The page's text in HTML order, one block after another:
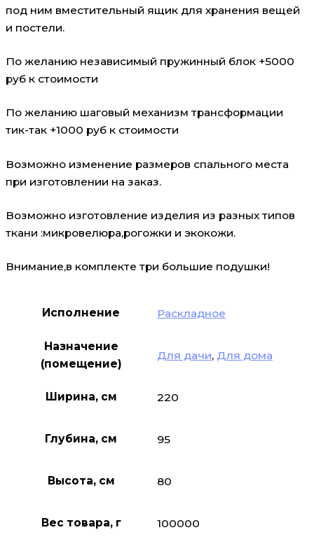
под ним вместительный ящик для хранения вещей
и постели.
По желанию независимый пружинный блок +5000
руб к стоимости
По желанию шаговый механизм трансформации
тик-так +1000 руб к стоимости
Возможно изменение размеров спального места
при изготовлении на заказ.
Возможно изготовление изделия из разных типов
ткани :микровелюра,рогожки и экокожи.
Внимание,в комплекте три большие подушки!
Исполнение Раскладное
Назначение
(помещение)
Для дачи, Для дома
Ширина, см 220
Глубина, см 95
Высота, см 80
Вес товара, г 100000